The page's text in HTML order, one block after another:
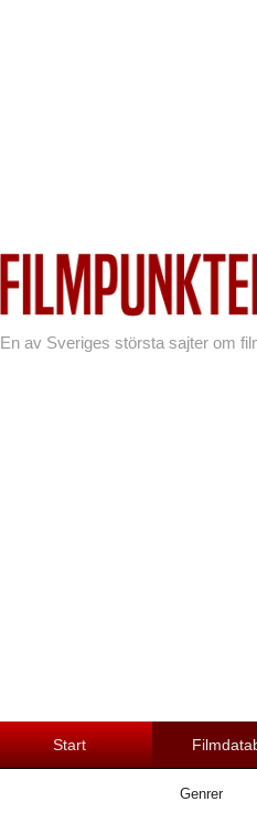
En av Sveriges största sajter om
Start
Genrer